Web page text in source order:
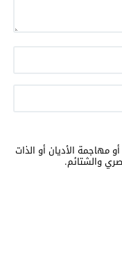
مهاجمة الأديان أو الذات
والشتائم.